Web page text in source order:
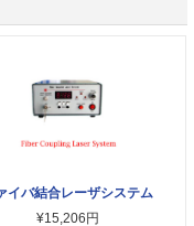
イバ結合レーザシステム
¥15,206円